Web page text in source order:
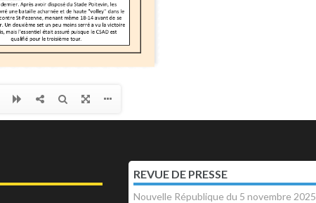
REVUE DE PRESSE
Nouvelle République du 5 novembre 2025